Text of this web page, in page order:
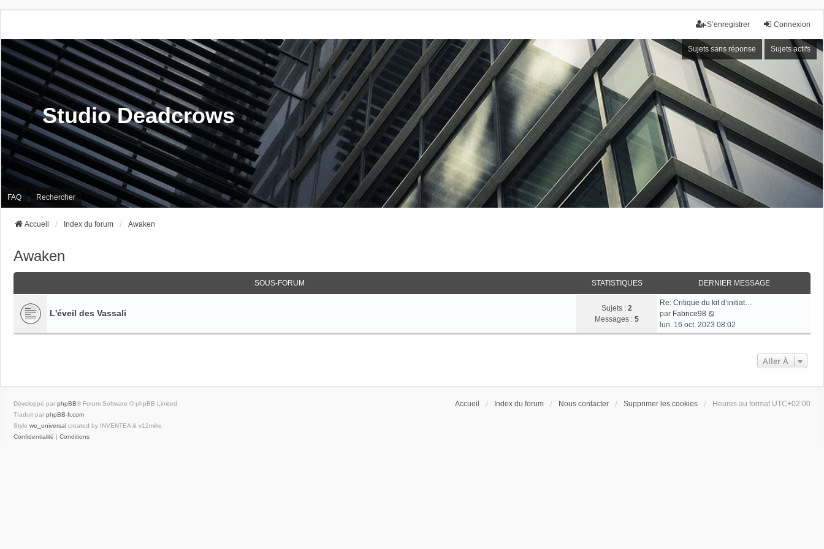
Connexion
S’enregistrer
Sujets sans réponse Sujets actifs
Studio Deadcrows
FAQ Rechercher
Accueil Index du forum Awaken
Awaken
SOUS-FORUM STATISTIQUES DERNIER MESSAGE
L'éveil des Vassali Sujets : 2
Messages : 5
Re: Critique du kit d’initiat…
par Fabrice98
o
i
r
lun. 16 oct. 2023 08:02
Aller À
Accueil Index du forum Nous contacter Supprimer les cookies Heures au format UTC+02:00
Développé par phpBB® Forum Software © phpBB Limited
Traduit par phpBB-fr.com
Style we_universal created by INVENTEA & v12mike
Confidentialité | Conditions